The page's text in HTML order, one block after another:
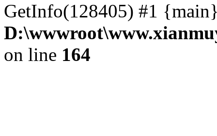
GetInfo(128405) #1
on line 164